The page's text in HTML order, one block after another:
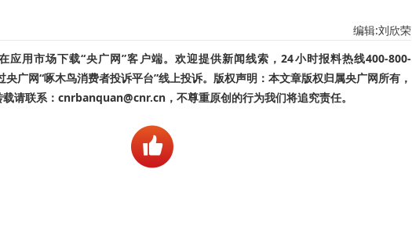
编辑:刘欣荣
应用市场下载“央广网”客户端。欢迎提供新闻线索，24小时报料热线400-800-
广网“啄木鸟消费者投诉平台”线上投诉。版权声明：本文章版权归属央广网所有，
请联系：cnrbanquan@cnr.cn，不尊重原创的行为我们将追究责任。